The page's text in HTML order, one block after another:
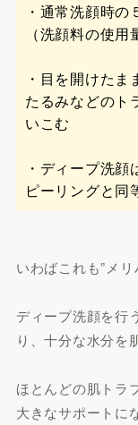
・通常洗顔時
（洗顔料の使用
・目を開けたま
たるみなどのト
いこむ
・ディープ洗
ピーリングと同
いわばこれも”メリ
ディープ洗顔を行
り、十分な水分を
ほとんどの肌トラ
大きなサポートに